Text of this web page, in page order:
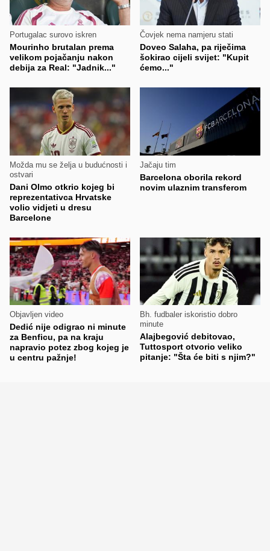
Portugalac surovo iskren
Mourinho brutalan prema
velikom pojačanju nakon
debija za Real: "Jadnik..."
Čovjek nema namjeru stati
Doveo Salaha, pa riječima
šokirao cijeli svijet: "Kupit
ćemo..."
Možda mu se želja u budućnosti i
ostvari
Dani Olmo otkrio kojeg bi
reprezentativca Hrvatske
volio vidjeti u dresu
Barcelone
Jačaju tim
Barcelona oborila rekord
novim ulaznim transferom
Objavljen video
Dedić nije odigrao ni minute
za Benficu, pa na kraju
napravio potez zbog kojeg je
u centru pažnje!
Bh. fudbaler iskoristio dobro
minute
Alajbegović debitovao,
Tuttosport otvorio veliko
pitanje: "Šta će biti s njim?"